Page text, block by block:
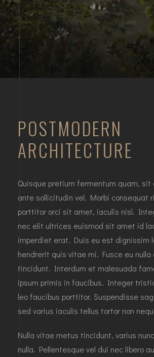
POSTMODERN
ARCHITECTURE
Quisque pretium fermentum quam, sit
ante sollicitudin vel. Morbi consequat
porttitor orci sit amet, iaculis nisl.
nec elit ultrices euismod sit amet id
imperdiet erat. Duis eu est dignissim
hendrerit quis vitae mi. Fusce eu nulla
tincidunt. Interdum et malesuada
ipsum primis in faucibus. Integer
leo faucibus porttitor. Suspendisse
sed varius iaculis tellus tortor non
Nulla vitae metus tincidunt, varius
nulla. Pellentesque vel dui nec libero